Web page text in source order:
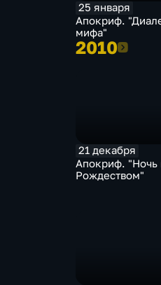
25 января
Апокриф.
мифа"
20102010
21 декабря
Апокриф. "Ночь
Рождеством"